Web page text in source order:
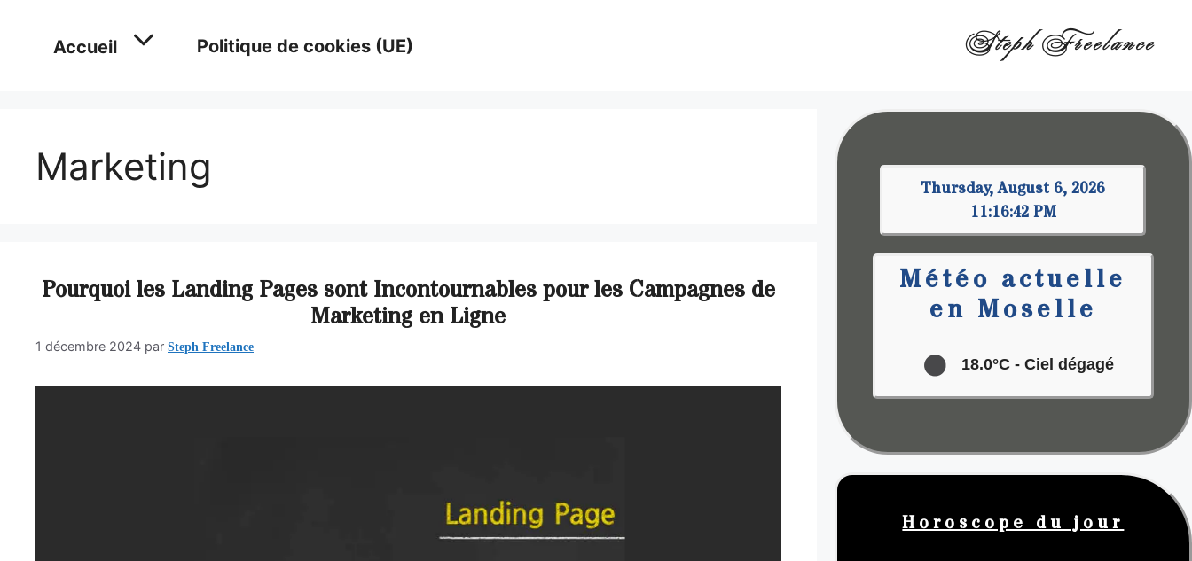
Steph Freelance
Accueil Politique de cookies (UE)
Marketing
Pourquoi les Landing Pages sont Incontournables pour les Campagnes de
Marketing en Ligne
1 décembre 2024 par Steph Freelance
Thursday, August 6, 2026
11:16:43 PM
Météo actuelle
en Moselle
18.0°C- Ciel dégagé
Horoscope du jour